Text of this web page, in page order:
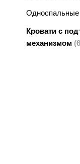
Односпальные
Кровати с
механизмом